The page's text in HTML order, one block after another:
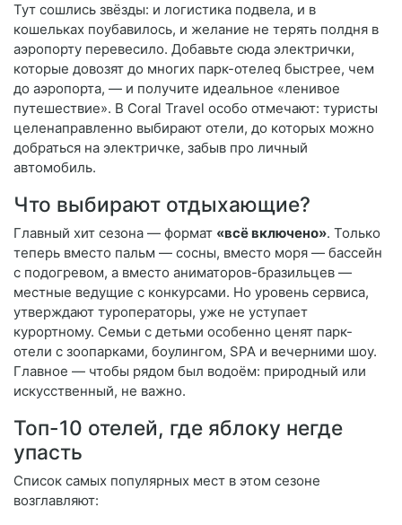
Тут сошлись звёзды: и логистика подвела, и в
кошельках поубавилось, и желание не терять полдня в
аэропорту перевесило. Добавьте сюда электрички,
которые довозят до многих парк-отелеq быстрее, чем
до аэропорта, — и получите идеальное «ленивое
путешествие». В Coral Travel особо отмечают: туристы
целенаправленно выбирают отели, до которых можно
добраться на электричке, забыв про личный
автомобиль.
Что выбирают отдыхающие?
Главный хит сезона — формат «всё включено». Только
теперь вместо пальм — сосны, вместо моря — бассейн
с подогревом, а вместо аниматоров-бразильцев —
местные ведущие с конкурсами. Но уровень сервиса,
утверждают туроператоры, уже не уступает
курортному. Семьи с детьми особенно ценят парк-
отели с зоопарками, боулингом, SPA и вечерними шоу.
Главное — чтобы рядом был водоём: природный или
искусственный, не важно.
Топ-10 отелей, где яблоку негде
упасть
Список самых популярных мест в этом сезоне
возглавляют: